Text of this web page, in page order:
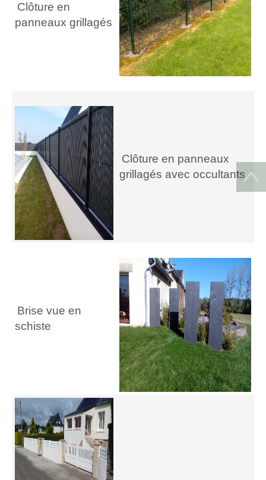
C lôture en
panneaux grillagés
C lôture en panneaux
grillagés avec occultants
Brise vue en
schiste